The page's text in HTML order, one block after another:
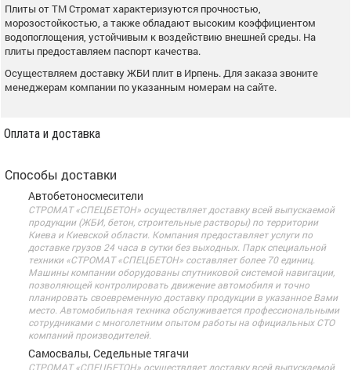
Плиты от ТМ Стромат характеризуются прочностью,
морозостойкостью, а также обладают высоким коэффициентом
водопоглощения, устойчивым к воздействию внешней среды. На
плиты предоставляем паспорт качества.
Осуществляем доставку ЖБИ плит в Ирпень. Для заказа звоните
менеджерам компании по указанным номерам на сайте.
Оплата и доставка
Способы доставки
Автобетоносмесители
СТРОМАТ «СПЕЦБЕТОН» осуществляет доставку всей выпускаемой
продукции (ЖБИ, бетон, строительные растворы) по территории
Киева и Киевской области. Компания предоставляет услуги по
доставке грузов 24 часа в сутки без выходных. Парк специальной
техники «СТРОМАТ «СПЕЦБЕТОН» составляет более 70 единиц.
Машины компании оборудованы спутниковой системой навигации,
позволяющей контролировать движение автомобиля и точно
планировать своевременную доставку продукции в указанное Вами
место. Автомобильная техника обслуживается профессиональными
сотрудниками с многолетним опытом работы на официальных СТО
компаний производителей.
Самосвалы, Седельные тягачи
СТРОМАТ «СПЕЦБЕТОН» осуществляет доставку всей выпускаемой